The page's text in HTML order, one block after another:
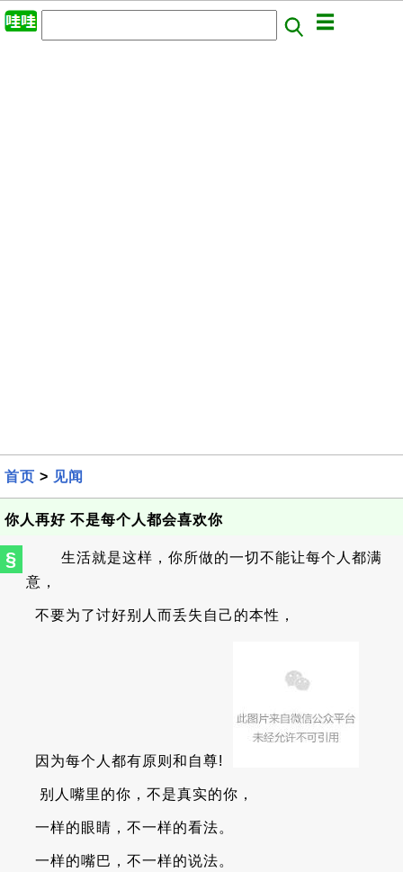
首页 > 见闻
你人再好 不是每个人都会喜欢你
§
生活就是这样，你所做的一切不能让每个人都满
意，
不要为了讨好别人而丢失自己的本性，
因为每个人都有原则和自尊!
别人嘴里的你，不是真实的你，
一样的眼睛，不一样的看法。
一样的嘴巴，不一样的说法。